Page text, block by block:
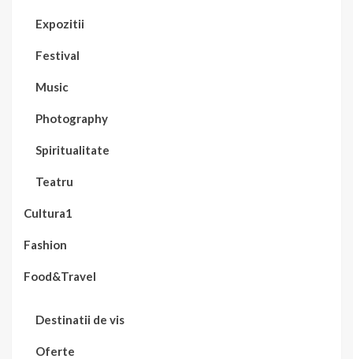
Expozitii
Festival
Music
Photography
Spiritualitate
Teatru
Cultura1
Fashion
Food&Travel
Destinatii de vis
Oferte